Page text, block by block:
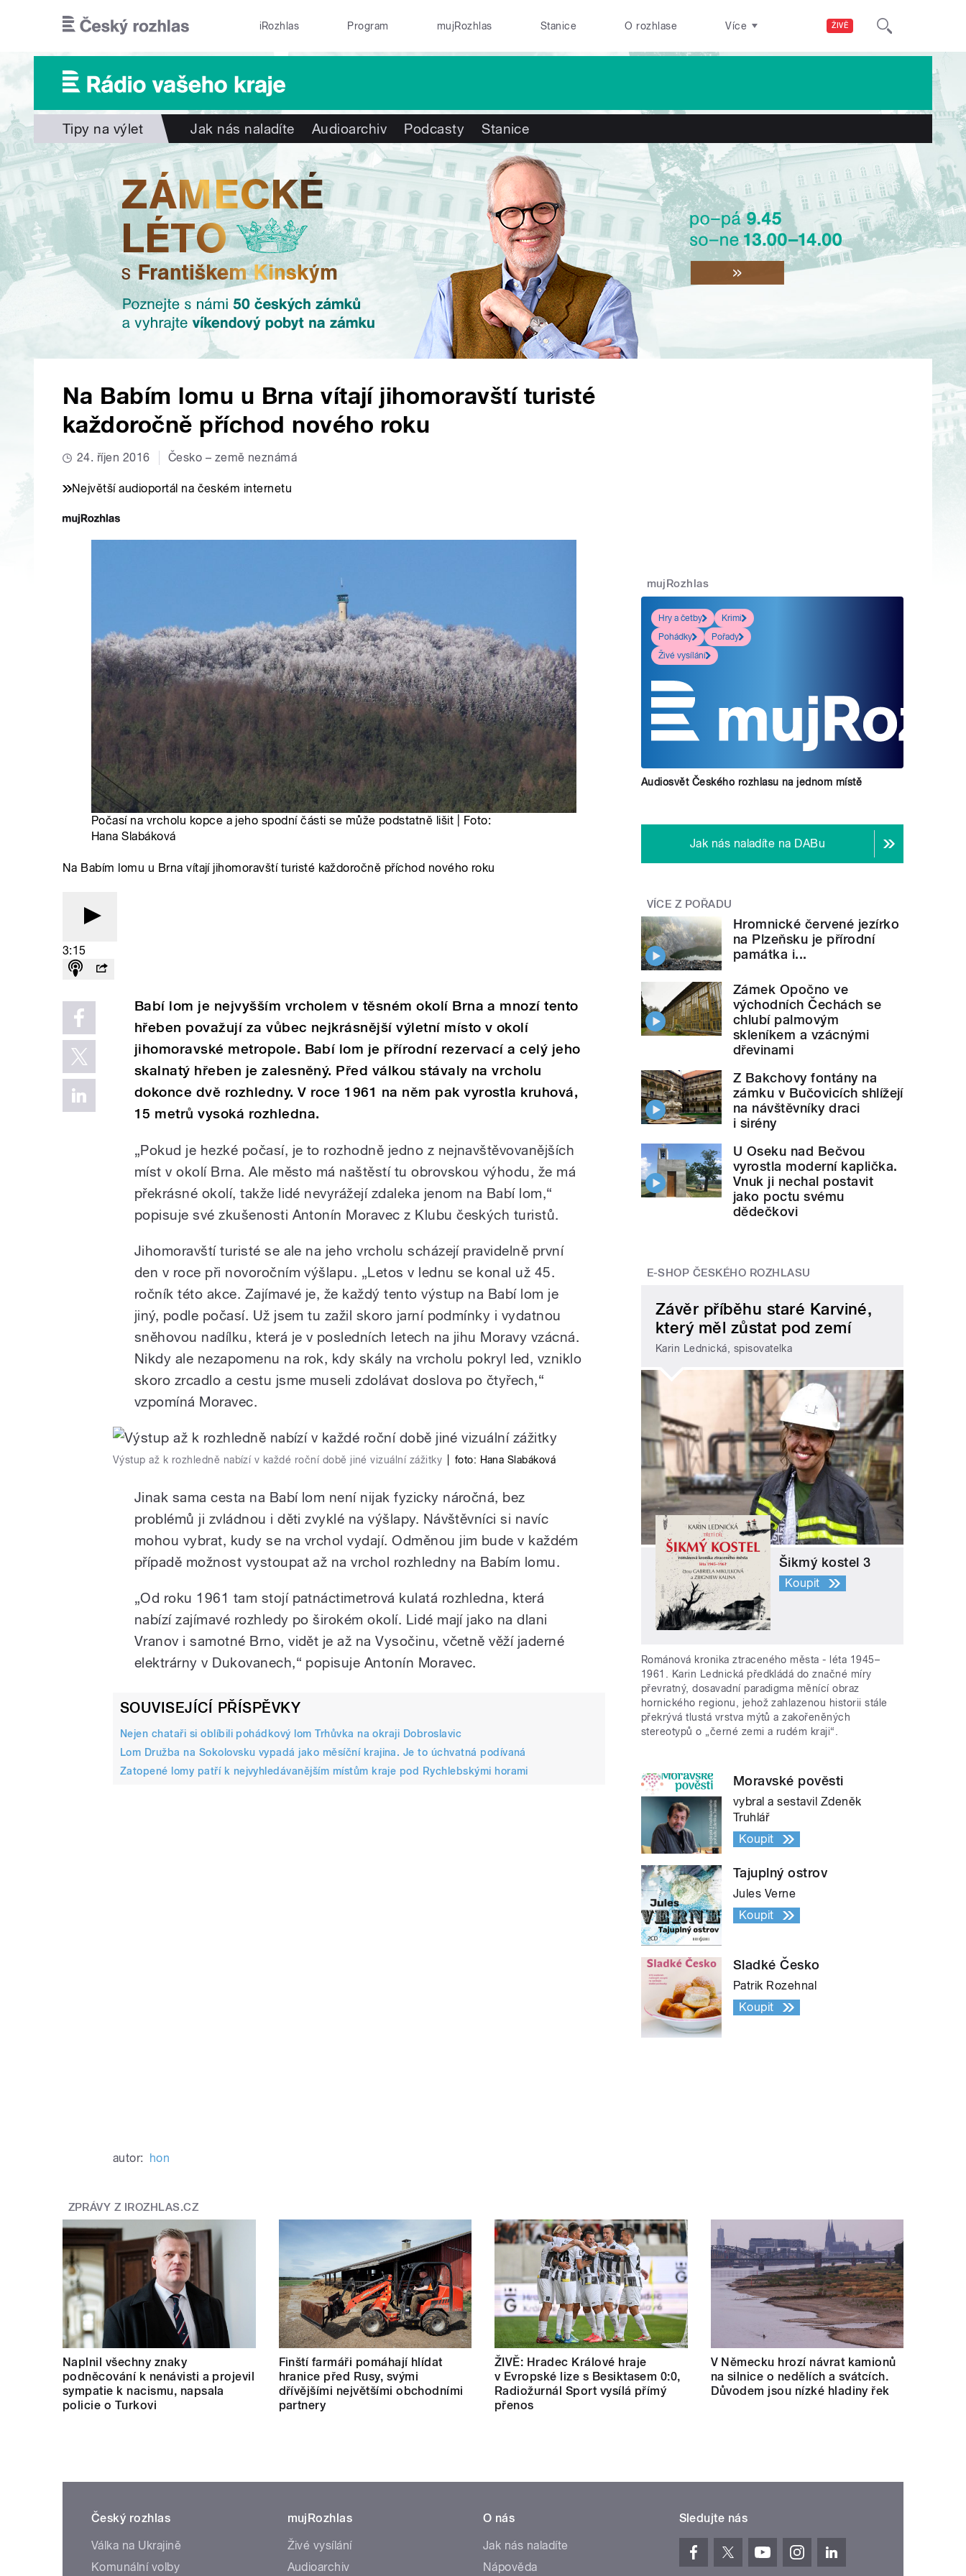
ŽIVĚ
iRozhlas Program mujRozhlas Stanice O rozhlase Více
Tipy na výlet Jak nás naladíte Audioarchiv Podcasty Stanice
Na Babím lomu u Brna vítají jihomoravští turisté
každoročně příchod nového roku
24. říjen 2016 Česko – země neznámá
Největší audioportál na českém internetu
Počasí na vrcholu kopce a jeho spodní části se může podstatně lišit | Foto:
Hana Slabáková
Na Babím lomu u Brna vítají jihomoravští turisté každoročně příchod nového roku
3:15
Babí lom je nejvyšším vrcholem v těsném okolí Brna a mnozí tento
hřeben považují za vůbec nejkrásnější výletní místo v okolí
jihomoravské metropole. Babí lom je přírodní rezervací a celý jeho
skalnatý hřeben je zalesněný. Před válkou stávaly na vrcholu
dokonce dvě rozhledny. V roce 1961 na něm pak vyrostla kruhová,
15 metrů vysoká rozhledna.
„Pokud je hezké počasí, je to rozhodně jedno z nejnavštěvovanějších
míst v okolí Brna. Ale město má naštěstí tu obrovskou výhodu, že má
překrásné okolí, takže lidé nevyrážejí zdaleka jenom na Babí lom,“
popisuje své zkušenosti Antonín Moravec z Klubu českých turistů.
Jihomoravští turisté se ale na jeho vrcholu scházejí pravidelně první
den v roce při novoročním výšlapu. „Letos v lednu se konal už 45.
ročník této akce. Zajímavé je, že každý tento výstup na Babí lom je
jiný, podle počasí. Už jsem tu zažil skoro jarní podmínky i vydatnou
sněhovou nadílku, která je v posledních letech na jihu Moravy vzácná.
Nikdy ale nezapomenu na rok, kdy skály na vrcholu pokryl led, vzniklo
skoro zrcadlo a cestu jsme museli zdolávat doslova po čtyřech,“
vzpomíná Moravec.
Výstup až k rozhledně nabízí v každé roční době jiné vizuální zážitky foto: Hana Slabáková
Jinak sama cesta na Babí lom není nijak fyzicky náročná, bez
problémů ji zvládnou i děti zvyklé na výšlapy. Návštěvníci si navíc
mohou vybrat, kudy se na vrchol vydají. Odměnou jim bude v každém
případě možnost vystoupat až na vrchol rozhledny na Babím lomu.
„Od roku 1961 tam stojí patnáctimetrová kulatá rozhledna, která
nabízí zajímavé rozhledy po širokém okolí. Lidé mají jako na dlani
Vranov i samotné Brno, vidět je až na Vysočinu, včetně věží jaderné
elektrárny v Dukovanech,“ popisuje Antonín Moravec.
SOUVISEJÍCÍ PŘÍSPĚVKY
Nejen chataři si oblíbili pohádkový lom Trhůvka na okraji Dobroslavic
Lom Družba na Sokolovsku vypadá jako měsíční krajina. Je to úchvatná podívaná
Zatopené lomy patří k nejvyhledávanějším místům kraje pod Rychlebskými horami
autor: hon
mujRozhlas
Hry a četby
Krimi
Pohádky
Pořady
Živé vysílání
Audiosvět Českého rozhlasu na jednom místě
Jak nás naladíte na DABu
VÍCE Z POŘADU
Hromnické červené jezírko
na Plzeňsku je přírodní
památka i...
Zámek Opočno ve
východních Čechách se
chlubí palmovým
skleníkem a vzácnými
dřevinami
Z Bakchovy fontány na
zámku v Bučovicích shlížejí
na návštěvníky draci
i sirény
U Oseku nad Bečvou
vyrostla moderní kaplička.
Vnuk ji nechal postavit
jako poctu svému
dědečkovi
E-SHOP ČESKÉHO ROZHLASU
Závěr příběhu staré Karviné,
který měl zůstat pod zemí
Karin Lednická, spisovatelka
Šikmý kostel 3
Koupit
Románová kronika ztraceného města - léta 1945–
1961. Karin Lednická předkládá do značné míry
převratný, dosavadní paradigma měnící obraz
hornického regionu, jehož zahlazenou historii stále
překrývá tlustá vrstva mýtů a zakořeněných
stereotypů o „černé zemi a rudém kraji“.
Moravské pověsti
vybral a sestavil Zdeněk
Truhlář
Koupit
Tajuplný ostrov
Jules Verne
Koupit
Sladké Česko
Patrik Rozehnal
Koupit
ZPRÁVY Z IROZHLAS.CZ
Naplnil všechny znaky
podněcování k nenávisti a projevil
sympatie k nacismu, napsala
policie o Turkovi
Finští farmáři pomáhají hlídat
hranice před Rusy, svými
dřívějšími největšími obchodními
partnery
ŽIVĚ: Hradec Králové hraje
v Evropské lize s Besiktasem 0:0,
Radiožurnál Sport vysílá přímý
přenos
V Německu hrozí návrat kamionů
na silnice o nedělích a svátcích.
Důvodem jsou nízké hladiny řek
Český rozhlas
Válka na Ukrajině
Komunální volby
mujRozhlas
Živé vysílání
Audioarchiv
O nás
Jak nás naladíte
Nápověda
Sledujte nás